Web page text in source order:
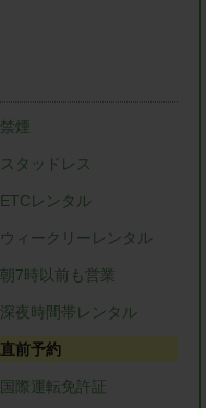
禁煙
スタッドレス
ETCレンタル
ウィークリーレンタル
朝7時以前も営業
深夜時間帯レンタル
直前予約
国際運転免許証